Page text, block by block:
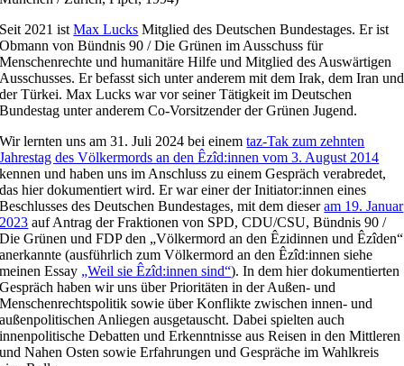
Seit 2021 istMax Lucks Mitglied des Deutschen Bundestages. Er ist
Obmann von Bündnis 90 / Die Grünen im Ausschuss für
Menschenrechte und humanitäre Hilfe und Mitglied des Auswärtigen
Ausschusses. Er befasst sich unter anderem mit dem Irak, dem Iran und
der Türkei. Max Lucks war vor seiner Tätigkeit im Deutschen
Bundestag unter anderem Co-Vorsitzender der Grünen Jugend.
Wir lernten uns am 31. Juli 2024 bei einemtaz-Tak zum zehnten
Jahrestag des Völkermords an den Êzîd:innen vom 3. August 2014
kennen und haben uns im Anschluss zu einem Gespräch verabredet,
das hier dokumentiert wird. Er war einer der Initiator:innen eines
Beschlusses des Deutschen Bundestages, mit dem dieseram 19. Januar
2023 auf Antrag der Fraktionen von SPD, CDU/CSU, Bündnis 90 /
Die Grünen und FDP den „Völkermord an den Êzidinnen und Êzîden“
anerkannte (ausführlich zum Völkermord an den Êzîd:innen siehe
meinen Essay „Weil sie Êzîd:innen sind“). In dem hier dokumentierten
Gespräch haben wir uns über Prioritäten in der Außen- und
Menschenrechtspolitik sowie über Konflikte zwischen innen- und
außenpolitischen Anliegen ausgetauscht. Dabei spielten auch
innenpolitische Debatten und Erkenntnisse aus Reisen in den Mittleren
und Nahen Osten sowie Erfahrungen und Gespräche im Wahlkreis